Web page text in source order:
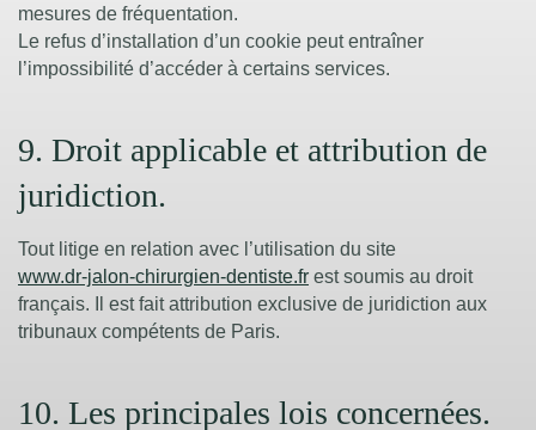
mesures de fréquentation.
Le refus d’installation d’un cookie peut entraîner
l’impossibilité d’accéder à certains services.
9. Droit applicable et attribution de
juridiction.
Tout litige en relation avec l’utilisation du site
www.dr-jalon-chirurgien-dentiste.fr est soumis au droit
français. Il est fait attribution exclusive de juridiction aux
tribunaux compétents de Paris.
10. Les principales lois concernées.